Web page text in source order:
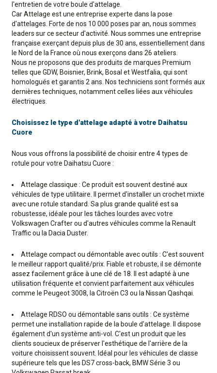
l'entretien de votre boule d'attelage.
Car Attelage est une entreprise experte dans la pose
d'attelages. Forte de nos 10 000 poses par an, nous sommes
leaders sur ce secteur d'activité. Nous sommes une entreprise
française exerçant depuis plus de 30 ans, essentiellement dans
le Nord de la France où nous exerçons dans 26 ateliers.
Nous ne proposons que des produits de marques Premium
telles que GDW, Boisnier, Brink, Bosal et Westfalia, qui sont
homologués et garantis 2 ans. Nos techniciens sont formés aux
dernières techniques, notamment celles liées aux véhicules
électriques.
Choisissez le type d'attelage adapté à votre Daihatsu
Cuore
Nous vous offrons la possibilité de choisir entre 4 types de
rotule pour votre Daihatsu Cuore :
Attelage classique : Ce produit est souvent destiné aux
véhicules de type utilitaire. Il permet d'installer un crochet mixte
avec une rotule standard. Sa plus grande qualité est sa
robustesse, idéale pour les tâches lourdes avec votre
Volkswagen Crafter ou d'autres véhicules comme la Renault
Traffic ou la Dacia Duster.
Attelage compact ou démontable avec outils : C'est souvent
le meilleur rapport qualité/prix. Fiable et robuste, il se démonte
assez facilement grâce à une clé de 18. Il est adapté à une
utilisation fréquente et convient parfaitement aux véhicules
comme le Peugeot 3008, la Citroën C3 ou la Nissan Qashqai.
Attelage RDSO ou démontable sans outils : Ce système
permet une installation rapide de la boule d'attelage. Il dispose
également d'un système anti-vol. C'est un produit que les
clients soucieux de préserver l'esthétique de l'arrière de la
voiture choisissent souvent. Idéal pour les véhicules de classe
supérieure tels que les DS7 cross-back, BMW Série 3 ou